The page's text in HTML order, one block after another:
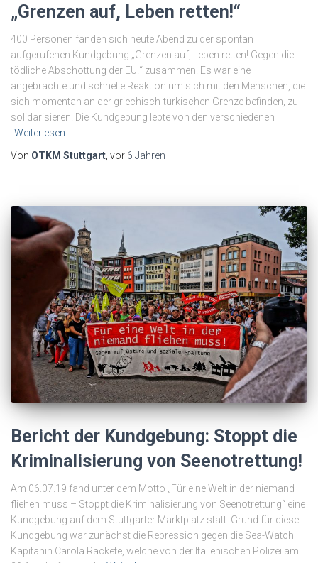
„Grenzen auf, Leben retten!“
400 Personen fanden sich heute Abend zu der spontan
aufgerufenen Kundgebung „Grenzen auf, Leben retten! Gegen die
tödliche Abschottung der EU!“ zusammen. Es war eine
angebrachte und schnelle Reaktion um sich mit den Menschen, die
sich momentan an der griechisch-türkischen Grenze befinden, zu
solidarisieren. Die Kundgebung lebte von den verschiedenen
Weiterlesen
Von OTKM Stuttgart , vor 6 Jahren
Bericht der Kundgebung: Stoppt die
Kriminalisierung von Seenotrettung!
Am 06.07.19 fand unter dem Motto „Für eine Welt in der niemand
fliehen muss – Stoppt die Kriminalisierung von Seenotrettung“ eine
Kundgebung auf dem Stuttgarter Marktplatz statt. Grund für diese
Kundgebung war zunächst die Repression gegen die Sea-Watch
Kapitänin Carola Rackete, welche von der Italienischen Polizei am